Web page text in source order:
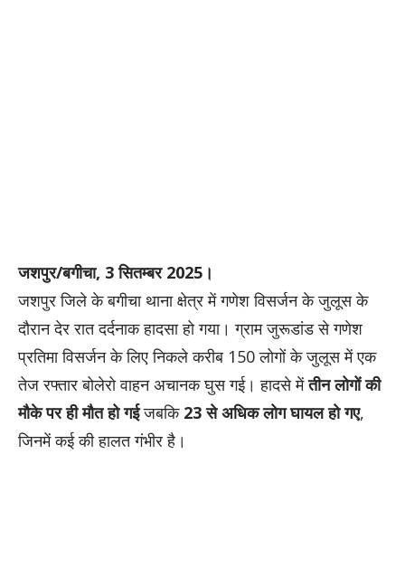
जशपुर/बगीचा, 3 सितम्बर 2025।
जशपुर जिले के बगीचा थाना क्षेत्र में गणेश विसर्जन के जुलूस के
दौरान देर रात दर्दनाक हादसा हो गया। ग्राम जुरूडांड से गणेश
प्रतिमा विसर्जन के लिए निकले करीब 150 लोगों के जुलूस में एक
तेज रफ्तार बोलेरो वाहन अचानक घुस गई। हादसे मेंतीन लोगों की
मौके पर ही मौत हो गईजबकि 23 से अधिक लोग घायल हो गए,
जिनमें कई की हालत गंभीर है।